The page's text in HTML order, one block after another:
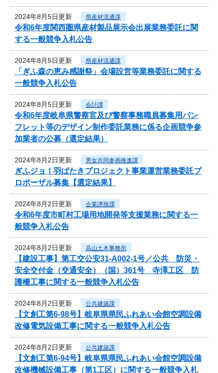
2024年8月5日更新 県産材流通課
令和6年度関西圏県産材製品展示会出展業務委託に関
する一般競争入札公告
2024年8月5日更新 県産材流通課
「ぎふ森の恵み感謝祭」会場設営等業務委託に関する
一般競争入札公告
2024年8月5日更新 会計課
令和6年度岐阜県警察官及び警察事務職員募集用パン
フレット等のデザイン制作委託業務に係る企画競争参
加業者の公募（選定結果）
2024年8月2日更新 男女共同参画推進課
ぎふジョ！羽ばたきプロジェクト事業運営業務委託プ
ロポーザル募集【選定結果】
2024年8月2日更新 企業誘致課
令和6年度市町村工場用地開発等支援業務に関する一
般競争入札公告
2024年8月2日更新 高山土木事務所
【建設工事】第工交公安31-A002-1号／公共 防災・
安全交付金（交通安全）（国）361号 寺澤工区 防
護柵工事に関する一般競争入札公告
2024年8月2日更新 公共建築課
【文創工第6-98号】岐阜県県民ふれあい会館空調設備
改修電気設備工事に関する一般競争入札公告
2024年8月2日更新 公共建築課
【文創工第6-94号】岐阜県県民ふれあい会館空調設備
改修機械設備工事（第1工区）に関する一般競争入札